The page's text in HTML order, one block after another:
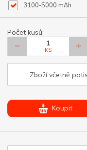
3100-5000 mAh
Počet kusů:
KS
Zboží včetně
Koupit